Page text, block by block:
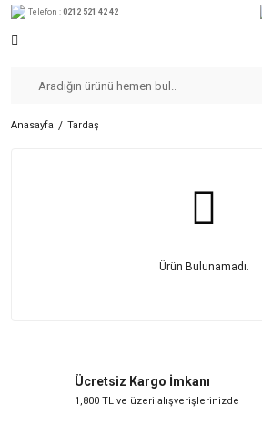
Telefon : 0212 521 42 42
Anasayfa Tardaş
Ürün Bulunamadı.
Ücretsiz Kargo İmkanı
1,800 TL ve üzeri alışverişlerinizde